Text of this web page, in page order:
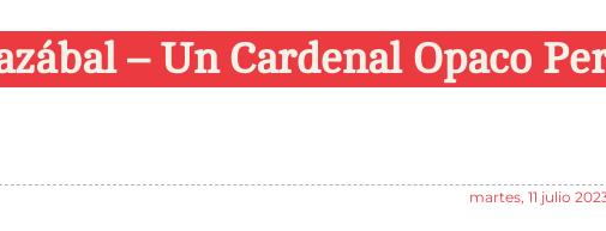
– Un Cardenal Opaco
martes, 11 julio